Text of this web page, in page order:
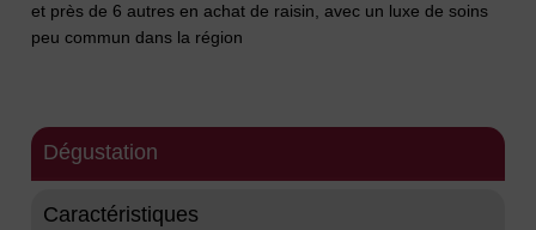
et près de 6 autres en achat de raisin, avec un luxe de soins
peu commun dans la région
Dégustation
Caractéristiques